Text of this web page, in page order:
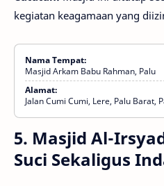
kegiatan keagamaan yang
Nama Tempat:
Masjid Arkam Babu Rahman, Palu
Alamat:
Jalan Cumi Cumi, Lere, Palu Barat,
5. Masjid Al-
Suci Sekaligus